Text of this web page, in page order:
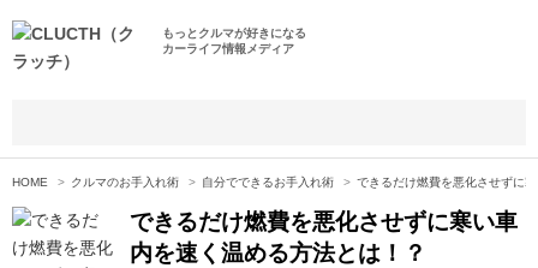
もっとクルマが好きになる
カーライフ情報メディア
HOME クルマのお手入れ術 自分でできるお手入れ術 できるだけ燃費を悪化させずに
できるだけ燃費を悪化させずに寒い車
内を速く温める方法とは！？